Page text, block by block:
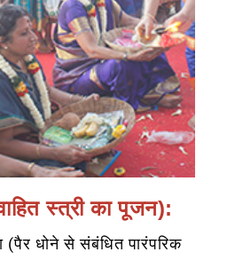
स्त्री का पूजन):
(पैर धोने से संबंधित पारंपरिक